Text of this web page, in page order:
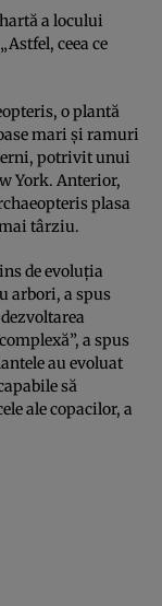
a locului
ceea ce
o plantă
mari și ramuri
potrivit unui
York. Anterior,
plasa
târziu.
de evoluția
arbori, a spus
a spus
au evoluat
să
ale copacilor, a